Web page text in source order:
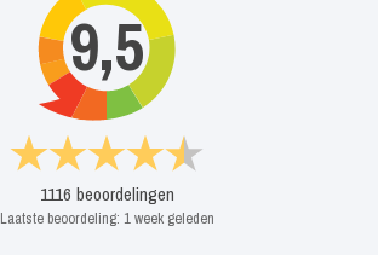
9,5
1116 beoordelingen
Laatste beoordeling: 1 week geleden